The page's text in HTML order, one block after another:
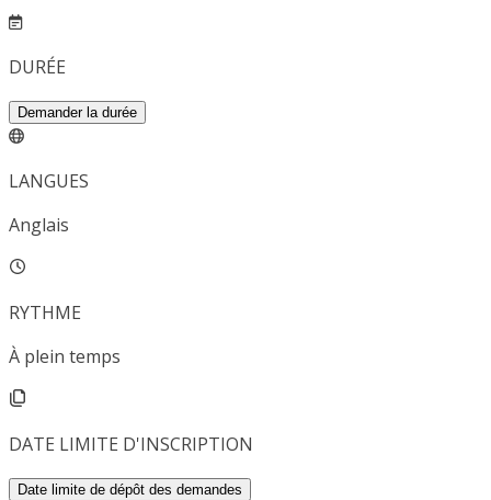
DURÉE
Demander la durée
LANGUES
Anglais
RYTHME
À plein temps
DATE LIMITE D'INSCRIPTION
Date limite de dépôt des demandes